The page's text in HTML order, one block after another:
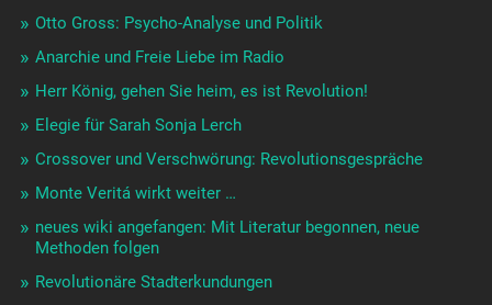
Otto Gross: Psycho-Analyse und Politik
Anarchie und Freie Liebe im Radio
Herr König, gehen Sie heim, es ist Revolution!
Elegie für Sarah Sonja Lerch
Crossover und Verschwörung: Revolutionsgespräche
Monte Veritá wirkt weiter …
neues wiki angefangen: Mit Literatur begonnen, neue
Methoden folgen
Revolutionäre Stadterkundungen